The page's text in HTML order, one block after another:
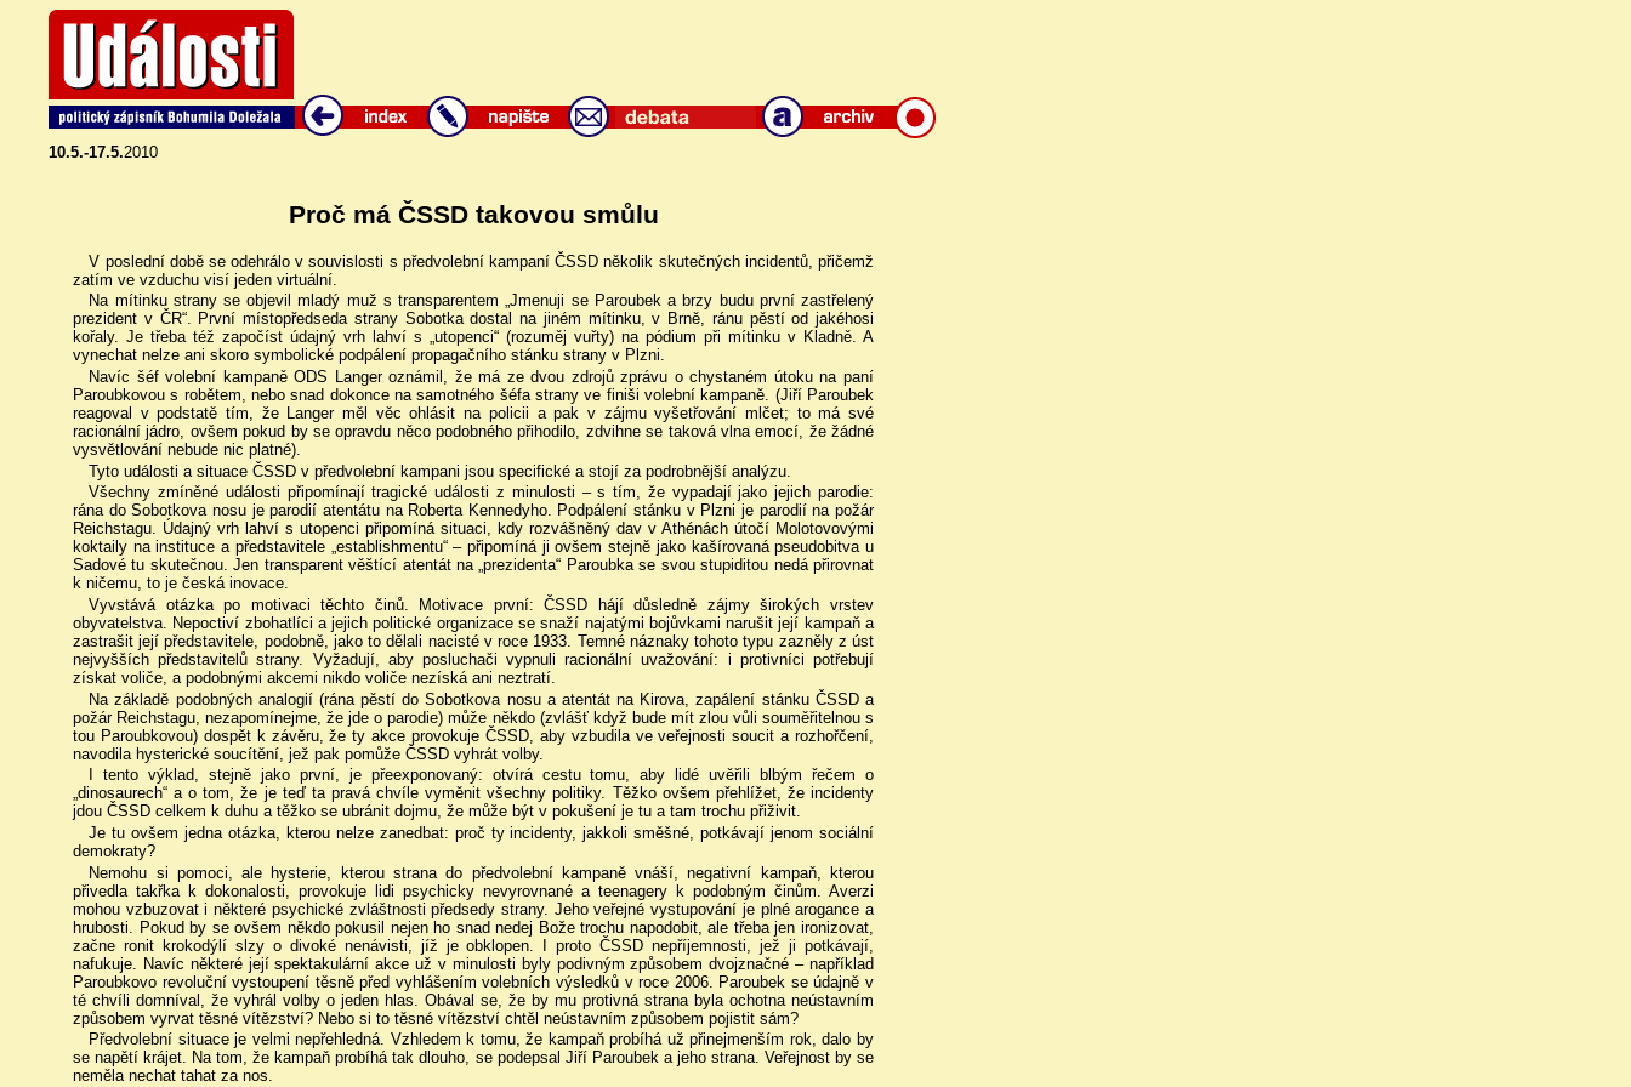
10.5.-17.5.2010
Proč má ČSSD takovou smůlu
V poslední době se odehrálo v souvislosti s předvolební kampaní ČSSD několik skutečných incidentů, přičemž
zatím ve vzduchu visí jeden virtuální.
Na mítinku strany se objevil mladý muž s transparentem „Jmenuji se Paroubek a brzy budu první zastřelený
prezident v ČR“. První místopředseda strany Sobotka dostal na jiném mítinku, v Brně, ránu pěstí od jakéhosi
kořaly. Je třeba též započíst údajný vrh lahví s „utopenci“ (rozuměj vuřty) na pódium při mítinku v Kladně. A
vynechat nelze ani skoro symbolické podpálení propagačního stánku strany v Plzni.
Navíc šéf volební kampaně ODS Langer oznámil, že má ze dvou zdrojů zprávu o chystaném útoku na paní
Paroubkovou s robětem, nebo snad dokonce na samotného šéfa strany ve finiši volební kampaně. (Jiří Paroubek
reagoval v podstatě tím, že Langer měl věc ohlásit na policii a pak v zájmu vyšetřování mlčet; to má své
racionální jádro, ovšem pokud by se opravdu něco podobného přihodilo, zdvihne se taková vlna emocí, že žádné
vysvětlování nebude nic platné).
Tyto události a situace ČSSD v předvolební kampani jsou specifické a stojí za podrobnější analýzu.
Všechny zmíněné události připomínají tragické události z minulosti – s tím, že vypadají jako jejich parodie:
rána do Sobotkova nosu je parodií atentátu na Roberta Kennedyho. Podpálení stánku v Plzni je parodií na požár
Reichstagu. Údajný vrh lahví s utopenci připomíná situaci, kdy rozvášněný dav v Athénách útočí Molotovovými
koktaily na instituce a představitele „establishmentu“ – připomíná ji ovšem stejně jako kašírovaná pseudobitva u
Sadové tu skutečnou. Jen transparent věštící atentát na „prezidenta“ Paroubka se svou stupiditou nedá přirovnat
k ničemu, to je česká inovace.
Vyvstává otázka po motivaci těchto činů. Motivace první: ČSSD hájí důsledně zájmy širokých vrstev
obyvatelstva. Nepoctiví zbohatlíci a jejich politické organizace se snaží najatými bojůvkami narušit její kampaň a
zastrašit její představitele, podobně, jako to dělali nacisté v roce 1933. Temné náznaky tohoto typu zazněly z úst
nejvyšších představitelů strany. Vyžadují, aby posluchači vypnuli racionální uvažování: i protivníci potřebují
získat voliče, a podobnými akcemi nikdo voliče nezíská ani neztratí.
Na základě podobných analogií (rána pěstí do Sobotkova nosu a atentát na Kirova, zapálení stánku ČSSD a
požár Reichstagu, nezapomínejme, že jde o parodie) může někdo (zvlášť když bude mít zlou vůli souměřitelnou s
tou Paroubkovou) dospět k závěru, že ty akce provokuje ČSSD, aby vzbudila ve veřejnosti soucit a rozhořčení,
navodila hysterické soucítění, jež pak pomůže ČSSD vyhrát volby.
I tento výklad, stejně jako první, je přeexponovaný: otvírá cestu tomu, aby lidé uvěřili blbým řečem o
„dinosaurech“ a o tom, že je teď ta pravá chvíle vyměnit všechny politiky. Těžko ovšem přehlížet, že incidenty
jdou ČSSD celkem k duhu a těžko se ubránit dojmu, že může být v pokušení je tu a tam trochu přiživit.
Je tu ovšem jedna otázka, kterou nelze zanedbat: proč ty incidenty, jakkoli směšné, potkávají jenom sociální
demokraty?
Nemohu si pomoci, ale hysterie, kterou strana do předvolební kampaně vnáší, negativní kampaň, kterou
přivedla takřka k dokonalosti, provokuje lidi psychicky nevyrovnané a teenagery k podobným činům. Averzi
mohou vzbuzovat i některé psychické zvláštnosti předsedy strany. Jeho veřejné vystupování je plné arogance a
hrubosti. Pokud by se ovšem někdo pokusil nejen ho snad nedej Bože trochu napodobit, ale třeba jen ironizovat,
začne ronit krokodýlí slzy o divoké nenávisti, jíž je obklopen. I proto ČSSD nepříjemnosti, jež ji potkávají,
nafukuje. Navíc některé její spektakulární akce už v minulosti byly podivným způsobem dvojznačné – například
Paroubkovo revoluční vystoupení těsně před vyhlášením volebních výsledků v roce 2006. Paroubek se údajně v
té chvíli domníval, že vyhrál volby o jeden hlas. Obával se, že by mu protivná strana byla ochotna neústavním
způsobem vyrvat těsné vítězství? Nebo si to těsné vítězství chtěl neústavním způsobem pojistit sám?
Předvolební situace je velmi nepřehledná. Vzhledem k tomu, že kampaň probíhá už přinejmenším rok, dalo by
se napětí krájet. Na tom, že kampaň probíhá tak dlouho, se podepsal Jiří Paroubek a jeho strana. Veřejnost by se
neměla nechat tahat za nos.